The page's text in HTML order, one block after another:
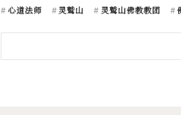
心道法师 灵鹫山 灵鹫山佛教教团